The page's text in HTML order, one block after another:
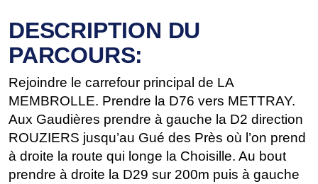
DESCRIPTION DU
PARCOURS:
Rejoindre le carrefour principal de LA
MEMBROLLE. Prendre la D76 vers METTRAY.
Aux Gaudières prendre à gauche la D2 direction
ROUZIERS jusqu’au Gué des Près où l’on prend
à droite la route qui longe la Choisille. Au bout
prendre à droite la D29 sur 200m puis à gauche